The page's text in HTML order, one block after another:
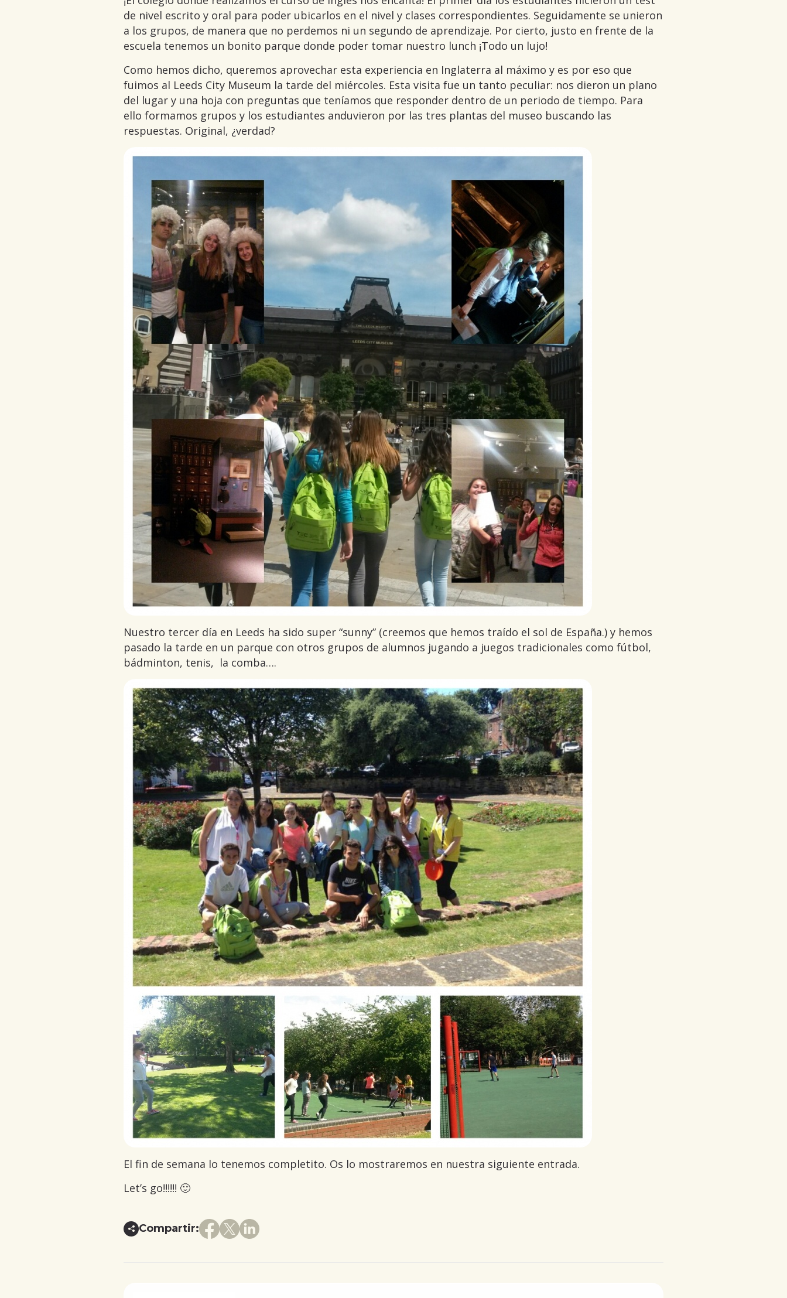
de nivel escrito y oral para poder ubicarlos en el nivel y clases correspondientes. Seguidamente se unieron
a los grupos, de manera que no perdemos ni un segundo de aprendizaje. Por cierto, justo en frente de la
escuela tenemos un bonito parque donde poder tomar nuestro lunch ¡Todo un lujo!
Como hemos dicho, queremos aprovechar esta experiencia en Inglaterra al máximo y es por eso que
fuimos al Leeds City Museum la tarde del miércoles. Esta visita fue un tanto peculiar: nos dieron un plano
del lugar y una hoja con preguntas que teníamos que responder dentro de un periodo de tiempo. Para
ello formamos grupos y los estudiantes anduvieron por las tres plantas del museo buscando las
respuestas. Original, ¿verdad?
Nuestro tercer día en Leeds ha sido super “sunny” (creemos que hemos traído el sol de España.) y hemos
pasado la tarde en un parque con otros grupos de alumnos jugando a juegos tradicionales como fútbol,
bádminton, tenis, la comba….
El fin de semana lo tenemos completito. Os lo mostraremos en nuestra siguiente entrada.
Let’s go!!!!!! 🙂
Compartir: